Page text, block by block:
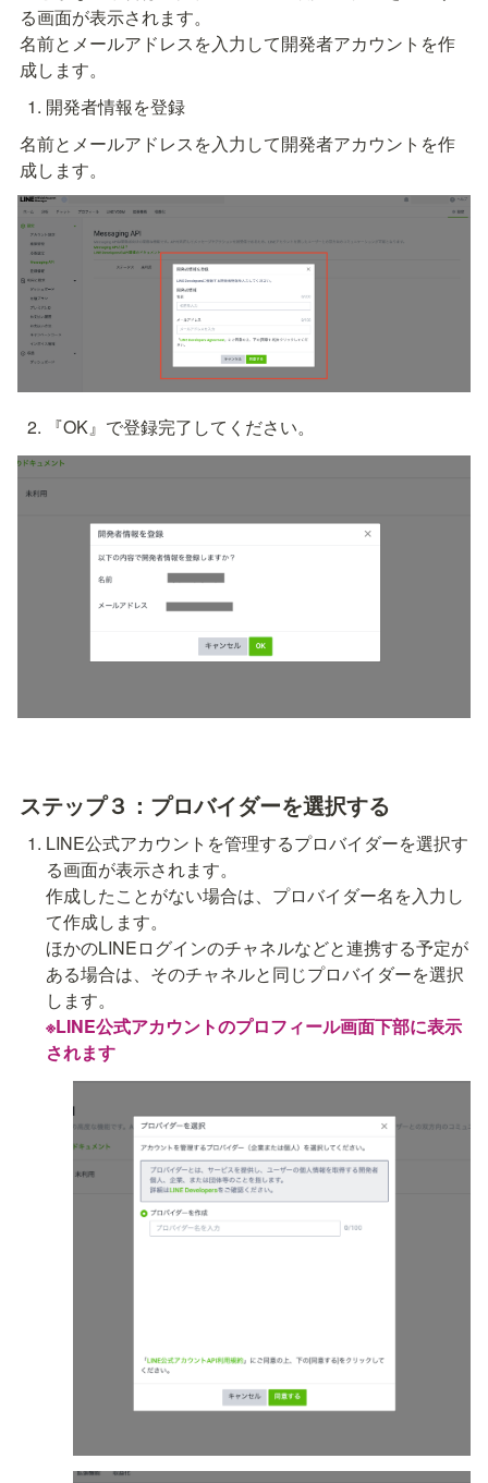
る画面が表示されます。
名前とメールアドレスを入力して開発者アカウントを作
成します。
開発者情報を登録
名前とメールアドレスを入力して開発者アカウントを作
成します。
『OK』で登録完了してください。
ステップ３：プロバイダーを選択する
LINE公式アカウントを管理するプロバイダーを選択す
る画面が表示されます。
作成したことがない場合は、プロバイダー名を入力し
て作成します。
ほかのLINEログインのチャネルなどと連携する予定が
ある場合は、そのチャネルと同じプロバイダーを選択
※LINE公式アカウントのプロフィール画面下部に表示
されます